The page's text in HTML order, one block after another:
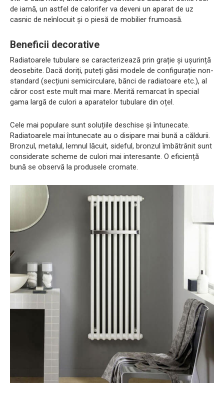
de iarnă, un astfel de calorifer va deveni un aparat de uz
casnic de neînlocuit și o piesă de mobilier frumoasă.
Beneficii decorative
Radiatoarele tubulare se caracterizează prin grație și ușurință
deosebite. Dacă doriți, puteți găsi modele de configurație non-
standard (secțiuni semicirculare, bănci de radiatoare etc.), al
căror cost este mult mai mare. Merită remarcat în special
gama largă de culori a aparatelor tubulare din oțel.
Cele mai populare sunt soluțiile deschise și întunecate.
Radiatoarele mai întunecate au o disipare mai bună a căldurii.
Bronzul, metalul, lemnul lăcuit, sideful, bronzul îmbătrânit sunt
considerate scheme de culori mai interesante. O eficiență
bună se observă la produsele cromate.